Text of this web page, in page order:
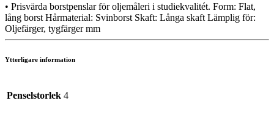
• Prisvärda borstpenslar för oljemåleri i studiekvalitét. Form: Flat,
lång borst Hårmaterial: Svinborst Skaft: Långa skaft Lämplig för:
Oljefärger, tygfärger mm
Ytterligare information
Penselstorlek 4